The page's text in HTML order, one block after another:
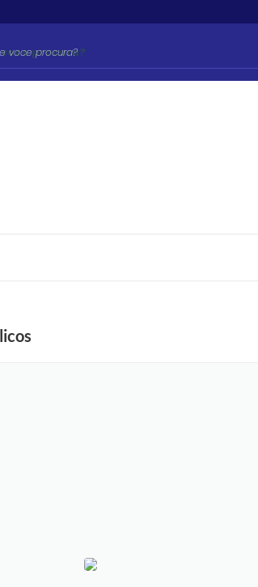
voce procura?